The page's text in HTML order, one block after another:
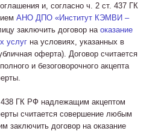
и, согласно ч. 2 ст. 437 ГК
АНО ДПО «Институт КЭМВИ –
заключить договор на оказание
услугна условиях, указанных в
оферта). Договор считается
и безоговорочного акцепта
438 ГК РФ надлежащим акцептом
считается совершение любым
заключить договор на оказание